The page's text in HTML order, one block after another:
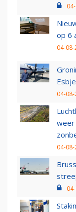
op 6
04-
04-08-
weer
04-